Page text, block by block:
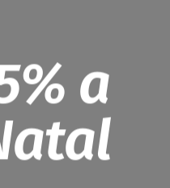
a